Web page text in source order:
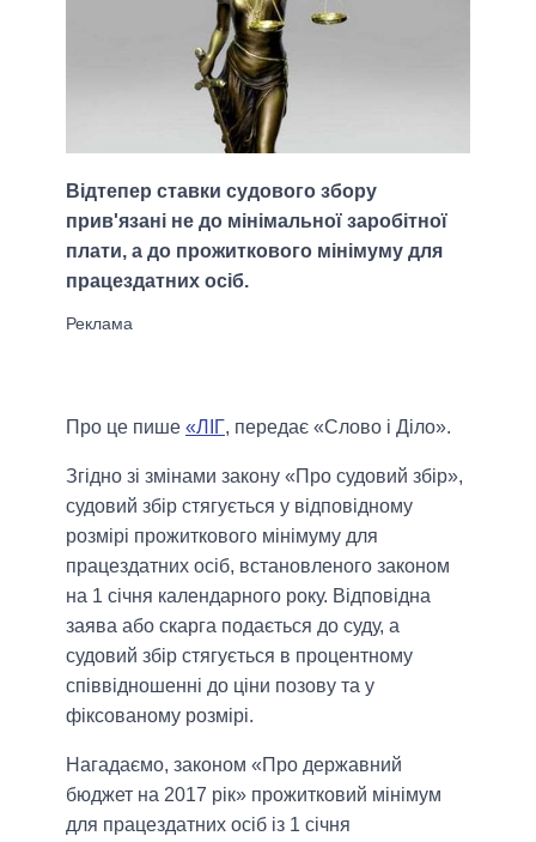
Відтепер ставки судового збору
прив'язані не до мінімальної заробітної
плати, а до прожиткового мінімуму для
працездатних осіб.
Про це пише «ЛІГ, передає «Слово і Діло».
Згідно зі змінами закону «Про судовий збір»,
судовий збір стягується у відповідному
розмірі прожиткового мінімуму для
працездатних осіб, встановленого законом
на 1 січня календарного року. Відповідна
заява або скарга подається до суду, а
судовий збір стягується в процентному
співвідношенні до ціни позову та у
фіксованому розмірі.
Нагадаємо, законом «Про державний
бюджет на 2017 рік» прожитковий мінімум
для працездатних осіб із 1 січня